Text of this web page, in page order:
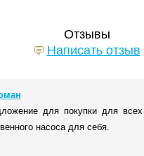
Отзывы
Написать отзыв
для покупки для всех
насоса для себя.